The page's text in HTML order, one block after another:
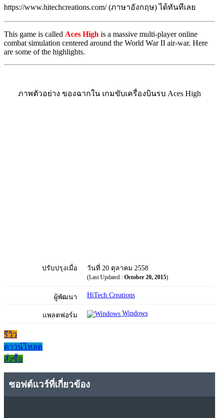
https://www.hitechcreations.com/ (ภาษาอังกฤษ) ได้ทันทีเลย
This game is called Aces High is a massive multi-player online
combat simulation centered around the World War II air-war. Here
are some of the highlights.
ภาพตัวอย่าง ของฉากใน เกมขับเครื่องบินรบ Aces High
ปรับปรุงเมื่อ วันที่ 20 ตุลาคม 2558
(Last Updated : October 20, 2015)
ผู้พัฒนา HiTech Creations
แพลตฟอร์ม Windows
รีวิว
ดาวน์โหลด
สั่งซื้อ
ซอฟต์แวร์ที่เกี่ยวข้อง